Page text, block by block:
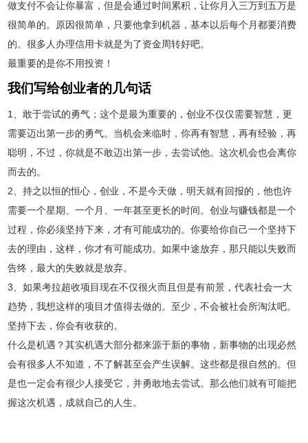
做支付不会让你暴富，但是会通过时间累积，让你月入三万到五万是
很简单的。原因很简单，只要他拿到机器，基本以后每个月都要消费
的。很多人办理信用卡就是为了资金周转好吧。
最重要的是你不用投资！
我们写给创业者的几句话
1、敢于尝试的勇气；这个是最为重要的，创业不仅仅需要智慧，更
需要迈出第一步的勇气。当机会来临时，你再有智慧，再有经验，再
聪明，不过，你就是不敢迈出第一步，去尝试他。这次机会也会离你
而去的。
2、持之以恒的恒心，创业，不是今天做，明天就有回报的，他也许
需要一个星期、一个月、一年甚至更长的时间。创业与赚钱都是一个
过程，你必须坚持下来，才有可能成功的。你要给你自己一个坚持下
去的理由，这样，你才有可能成功。如果中途放弃，那只能以失败而
告终，最大的失败就是放弃。
3、如果考拉超收项目现在不仅很火而且但是有前景，代表社会一大
趋势，我想这样的项目才值得去做的。至少，不会被社会所淘汰吧。
坚持下去，你会有收获的。
什么是机遇？其实机遇大部分都来源于新的事物，新事物的出现必然
会有很多人不知道，不了解甚至会产生误解。这些都是很自然的。但
是也一定会有很少人接受它，并勇敢地去尝试。那么他们就有可能把
握这次机遇，成就自己的人生。